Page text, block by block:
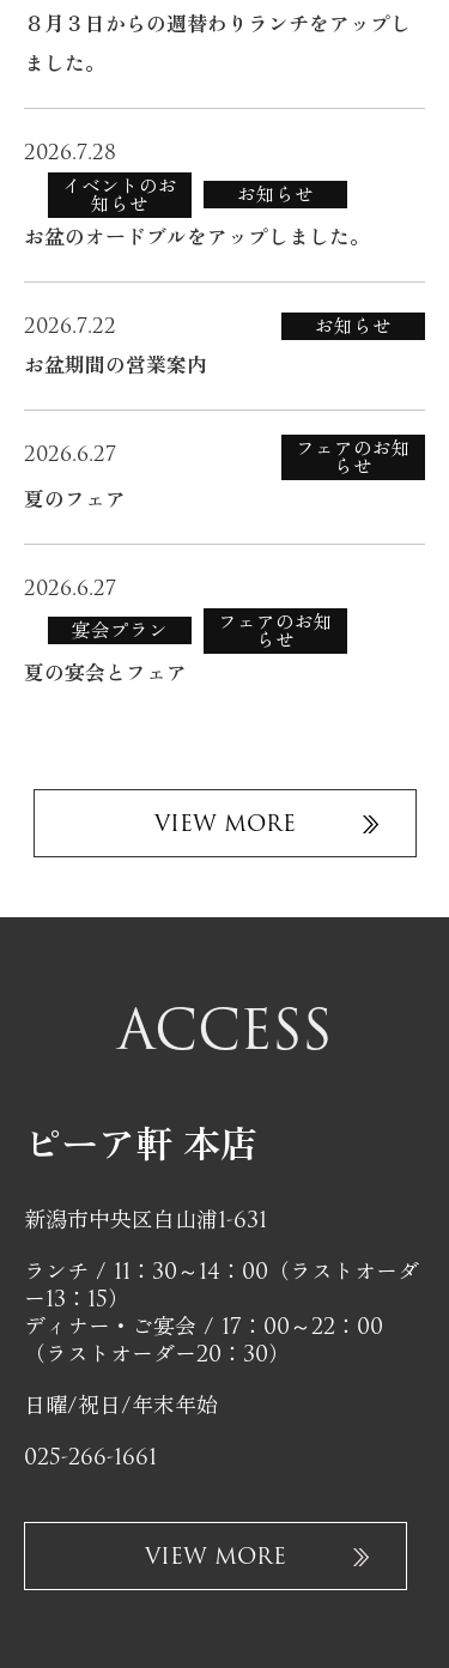
８月３日からの週替わりランチをアップし
ました。
2026.7.28
イベントのお
知らせ お知らせ
お盆のオードブルをアップしました。
2026.7.22 お知らせ
お盆期間の営業案内
2026.6.27 フェアのお知
らせ
夏のフェア
2026.6.27
宴会プラン フェアのお知
らせ
夏の宴会とフェア
VIEW MORE
ACCESS
ピーア軒 本店
新潟市中央区白山浦1-631
ランチ / 11：30～14：00（ラストオーダ
ー13：15）
ディナー・ご宴会 / 17：00～22：00
（ラストオーダー20：30）
日曜/祝日/年末年始
025-266-1661
VIEW MORE